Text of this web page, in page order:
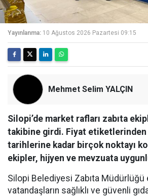
Yayınlanma: 10 Ağustos 2026 Pazartesi 09:15
Mehmet Selim YALÇIN
Silopi’de market rafları zabıta
takibine girdi. Fiyat etiketlerinden
tarihlerine kadar birçok noktayı
ekipler, hijyen ve mevzuata
Silopi Belediyesi Zabıta Müdürlüğü
vatandaşların sağlıklı ve güvenli